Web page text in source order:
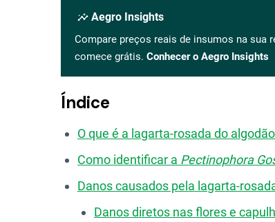
insights Aegro Insights
Compare preços reais de insumos na sua
comece grátis. Conhecer o Aegro Insights
Índice
O que é a lagarta-rosada do
Como identificar a Pectinophora
Danos causados pela lagarta-
Danos diretos nas flores e